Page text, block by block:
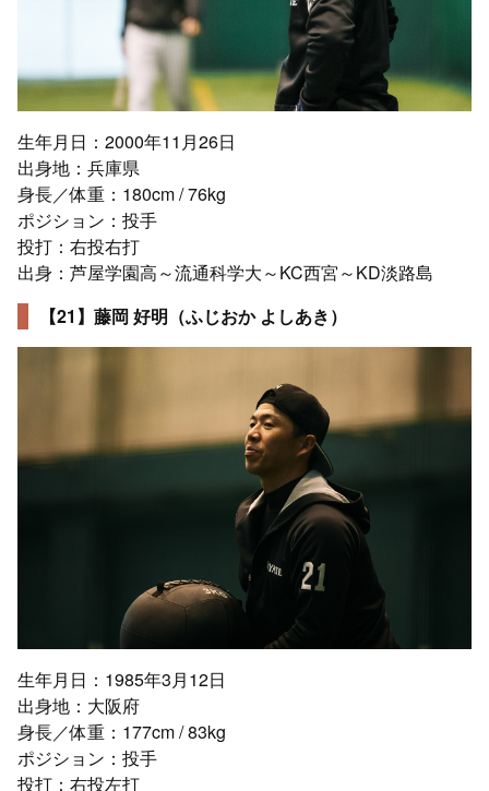
生年月日：2000年11月26日
出身地：兵庫県
身長／体重：180cm / 76kg
ポジション：投手
投打：右投右打
出身：芦屋学園高～流通科学大～KC西宮～KD淡路島
【21】藤岡 好明（ふじおか よしあき）
生年月日：1985年3月12日
出身地：大阪府
身長／体重：177cm / 83kg
ポジション：投手
投打：右投左打